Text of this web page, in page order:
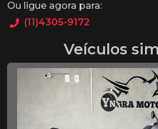
Ou ligue agora para:
(11)4305-9172
Veículos